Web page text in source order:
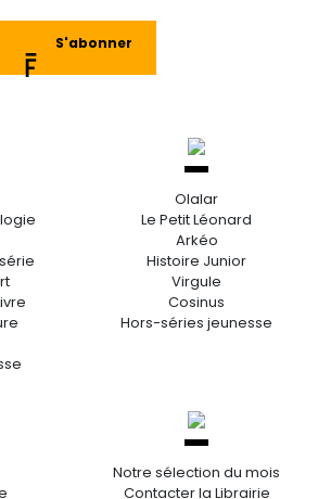
S'abonner
Olalar
Le Petit Léonard
Arkéo
Histoire Junior
Virgule
Cosinus
Hors-séries jeunesse
Notre sélection du mois
Contacter la Librairie